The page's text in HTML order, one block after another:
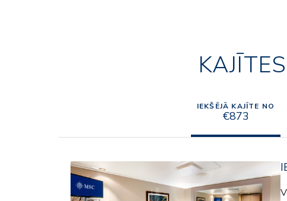
IEKŠĒJĀ KAJĪTE NO
€873